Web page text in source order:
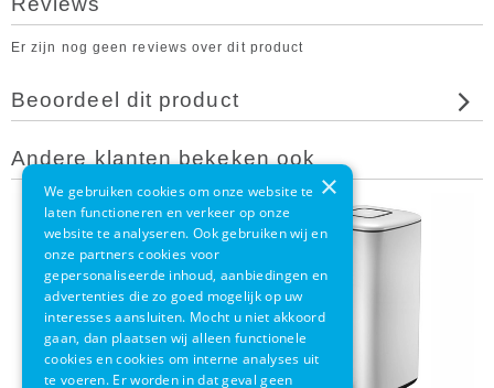
Er zijn nog geen reviews over dit product
Beoordeel dit product
Andere klanten bekeken ook
×
We gebruiken cookies om onze website te
laten functioneren en verkeer op onze
website te analyseren. Ook gebruiken wij en
onze partners cookies voor
gepersonaliseerde inhoud, aanbiedingen en
advertenties die zo goed mogelijk op uw
interesses aansluiten. Mocht u niet akkoord
gaan, dan plaatsen wij alleen functionele
cookies en cookies om interne analyses uit
te voeren. Er worden in dat geval geen